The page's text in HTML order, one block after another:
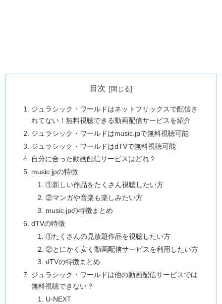
目次
ジュラシック・ワールドはネットフリックスで配信さ
れてない！無料視聴できる動画配信サービスを紹介
ジュラシック・ワールドはmusic.jpで無料視聴可能
ジュラシック・ワールドはdTVで無料視聴可能
自分に合った動画配信サービスはどれ？
music.jpの特徴
①新しい作品をたくさん視聴したい方
②マンガや音楽も楽しみたい方
music.jpの特徴まとめ
dTVの特徴
①たくさんの見放題作品を視聴したい方
②とにかく安く動画配信サービスを利用したい方
dTVの特徴まとめ
ジュラシック・ワールドは他の動画配信サービスでは
無料視聴できない？
U-NEXT